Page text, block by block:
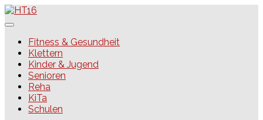
Skip
to
HT16Fitness & Gesundheit
Klettern
Kinder & Jugend
Senioren
Reha
KiTa
Schulen